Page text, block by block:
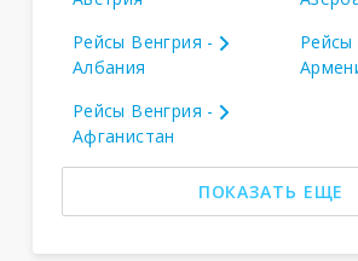
Рейсы Венгрия -
Албания
Рейсы
Рейсы Венгрия -
Афганистан
ПОКАЗАТЬ ЕЩЕ